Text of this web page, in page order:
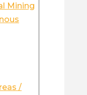
Mining
/